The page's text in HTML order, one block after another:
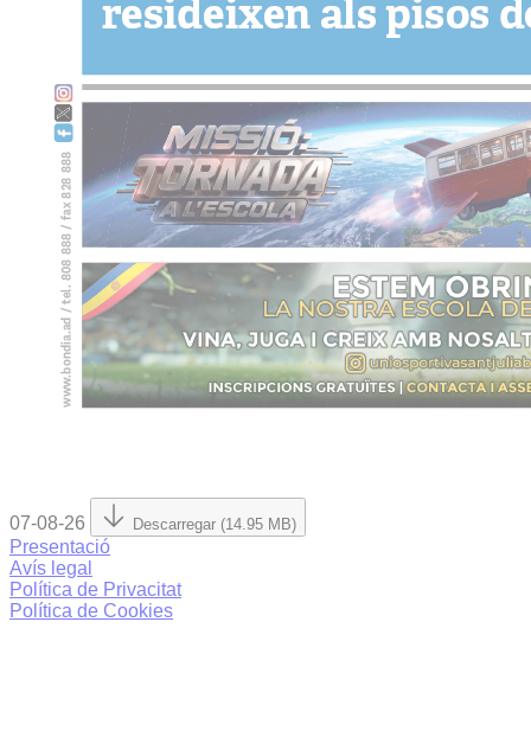
07-08-26 Descarregar (14.95 MB)
Presentació
Avís legal
Política de Privacitat
Política de Cookies